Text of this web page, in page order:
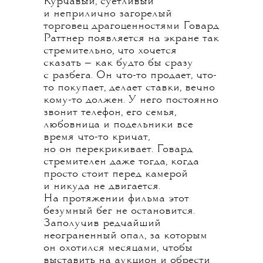
и неприлично загорелый
торговец драгоценностями Говард
Раттнер появляется на экране так
стремительно, что хочется
сказать — как будто бы сразу
с разбега. Он что-то продает, что-
то покупает, делает ставки, вечно
кому-то должен. У него постоянно
звонит телефон, его семья,
любовница и подельники все
время что-то кричат,
но он перекрикивает. Говард
стремителен даже тогда, когда
просто стоит перед камерой
и никуда не двигается.
На протяжении фильма этот
безумный бег не остановится.
Заполучив редчайший
неограненный опал, за которым
он охотился месяцами, чтобы
выставить на аукцион и обрести